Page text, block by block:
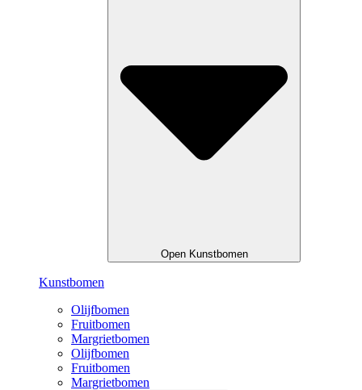
Open Kunstbomen
Kunstbomen
Olijfbomen
Fruitbomen
Margrietbomen
Olijfbomen
Fruitbomen
Margrietbomen